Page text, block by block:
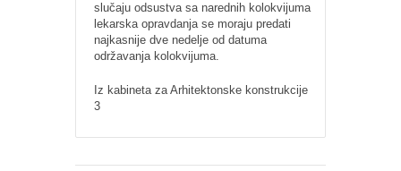
slučaju odsustva sa narednih kolokvijuma
lekarska opravdanja se moraju predati
najkasnije dve nedelje od datuma
održavanja kolokvijuma.
Iz kabineta za Arhitektonske konstrukcije
3